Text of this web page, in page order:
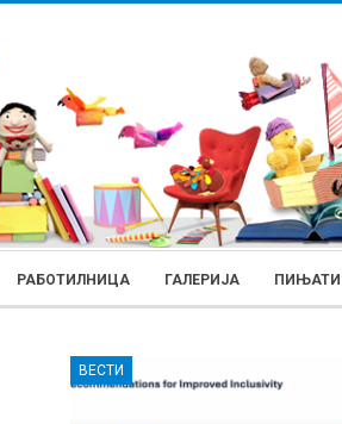
РАБОТИЛНИЦА ГАЛЕРИЈА ПИЊАТИ
ВЕСТИ